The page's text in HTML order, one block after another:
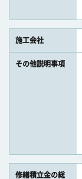
施工会社
その他説明事項
修繕積立金の総